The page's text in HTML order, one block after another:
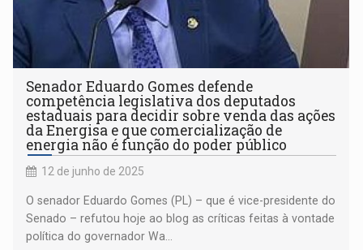
Senador Eduardo Gomes defende
competência legislativa dos deputados
estaduais para decidir sobre venda das ações
da Energisa e que comercialização de
energia não é função do poder público
12 de junho de 2025
O senador Eduardo Gomes (PL) – que é vice-presidente do
Senado – refutou hoje ao blog as críticas feitas à vontade
política do governador Wa...